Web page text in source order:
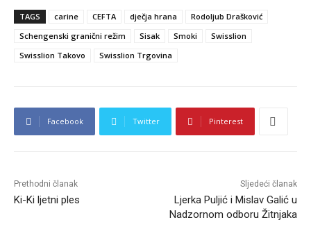
TAGS carine CEFTA dječja hrana
Rodoljub Drašković
Schengenski granični režim
Sisak Smoki
Swisslion
Swisslion Takovo
Swisslion Trgovina
Facebook Twitter Pinterest
Prethodni članak
Ki-Ki ljetni ples
Sljedeći članak
Ljerka Puljić i Mislav Galić u
Nadzornom odboru Žitnjaka